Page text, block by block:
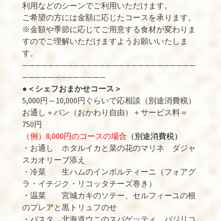
利用などのシーンでご利用いただけます。
ご希望の方には金額に応じたコースを承ります。
※金額や季節に応じてご用意する食材が変わりま
すのでご理解いただけますようお願いいたしま
す。
———————————————————————————
—————————————
● ＜シェフおまかせコース＞
5,000円～10,000円ぐらいで応相談（別途消費税）
お通し＋パン（おかわり自由）＋サービス料＝
750円
（例）8,000円のコースの場合 （別途消費税）
・お通し ホタルイカと菜の花のマリネ ダジャ
スカオリーブ添え
・冷菜 生ハムのインボルティーニ（フォアグ
ラ・イチジク・リコッタチーズ巻き）
・温菜 宮城カキのソテー、セルフィーユの根
のプレアと黒トリュフのせ
・パスタ 北海道ウニのスパゲッティ、バジリコ